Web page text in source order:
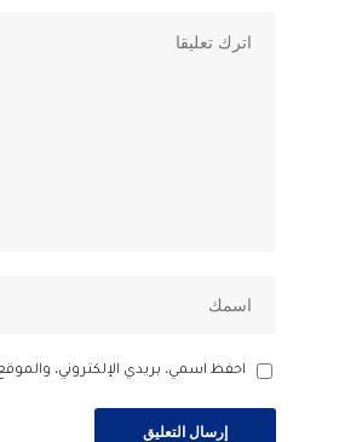
احفظ اسمي، بريدي الإلكتروني،